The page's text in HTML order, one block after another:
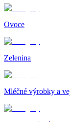
Ovoce
Zelenina
Mléčné výrobky a